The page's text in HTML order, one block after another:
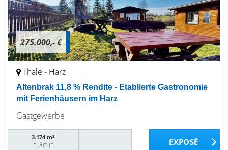
275.000,- €
Thale - Harz
Altenbrak 11,8 % Rendite - Etablierte Gastronomie
mit Ferienhäusern im Harz
Gastgewerbe
3.174 m²
FLÄCHE